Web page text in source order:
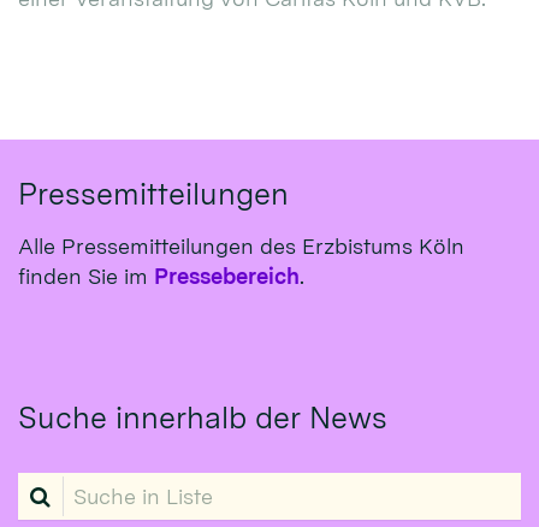
Pressemitteilungen
Alle Pressemitteilungen des Erzbistums Köln
finden Sie im Pressebereich.
Suche innerhalb der News
Suche in Liste